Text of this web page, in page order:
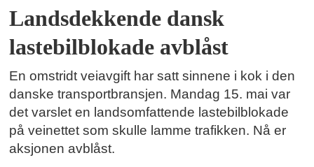
Landsdekkende dansk
lastebilblokade avblåst
En omstridt veiavgift har satt sinnene i kok i den
danske transportbransjen. Mandag 15. mai var
det varslet en landsomfattende lastebilblokade
på veinettet som skulle lamme trafikken. Nå er
aksjonen avblåst.